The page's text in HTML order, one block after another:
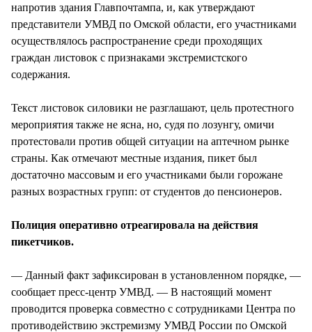
напротив здания Главпочтампа, и, как утверждают
представители УМВД по Омской области, его участниками
осуществлялось распространение среди проходящих
граждан листовок с признаками экстремистского
содержания.
Текст листовок силовики не разглашают, цель протестного
мероприятия также не ясна, но, судя по лозунгу, омичи
протестовали против общей ситуации на аптечном рынке
страны. Как отмечают местные издания, пикет был
достаточно массовым и его участниками были горожане
разных возрастных групп: от студентов до пенсионеров.
Полиция оперативно отреагировала на действия
пикетчиков.
— Данный факт зафиксирован в установленном порядке, —
сообщает пресс-центр УМВД. — В настоящий момент
проводится проверка совместно с сотрудниками Центра по
противодействию экстремизму УМВД России по Омской